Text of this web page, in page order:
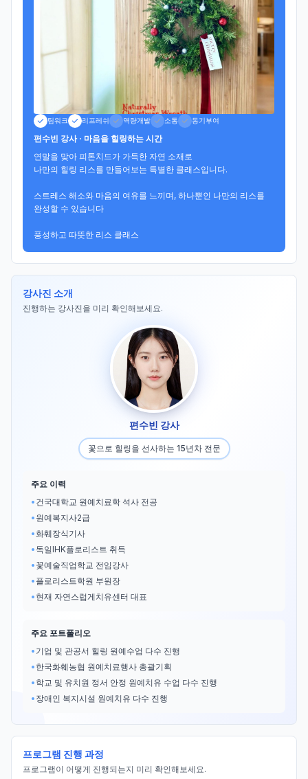
팀워크 리프레쉬 역량개발 소통 동기부여
편수빈 강사 · 마음을 힐링하는 시간
연말을 맞아 피톤치드가 가득한 자연 소재로
나만의 힐링 리스를 만들어보는 특별한 클래스입니다.
스트레스 해소와 마음의 여유를 느끼며, 하나뿐인 나만의 리스를
완성할 수 있습니다
풍성하고 따뜻한 리스 클래스
강사진 소개
진행하는 강사진을 미리 확인해보세요.
편수빈 강사
꽃으로 힐링을 선사하는 15년차 전문
주요 이력
• 건국대학교 원예치료학 석사 전공
• 원예복지사2급
• 화훼장식기사
• 독일IHK플로리스트 취득
• 꽃예술직업학교 전임강사
• 플로리스트학원 부원장
• 현재 자연스럽게치유센터 대표
주요 포트폴리오
• 기업 및 관공서 힐링 원예수업 다수 진행
• 한국화훼농협 원예치료행사 총괄기획
• 학교 및 유치원 정서 안정 원예치유 수업 다수 진행
• 장애인 복지시설 원예치유 다수 진행
프로그램 진행 과정
프로그램이 어떻게 진행되는지 미리 확인해보세요.